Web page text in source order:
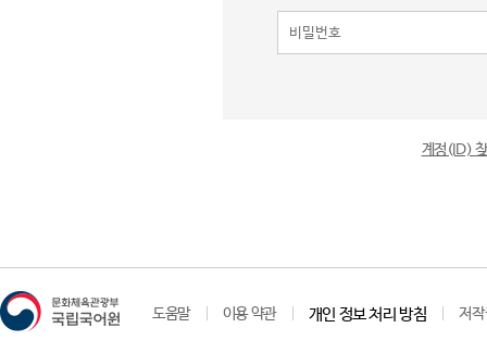
계정(ID)
도움말 이용 약관 개인 정보 처리 방침 저